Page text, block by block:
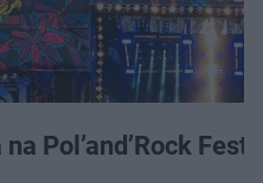
Pol’and’Rock